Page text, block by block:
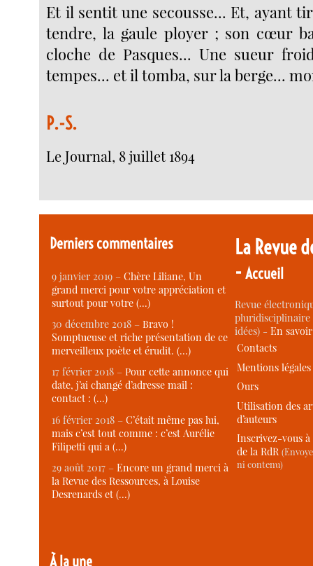
Et il sentit une secousse... Et, ayant
tendre, la gaule ployer ; son cœur
cloche de Pasques... Une sueur
tempes... et il tomba, sur la berge...
P.-S.
Le Journal, 8 juillet 1894
Derniers commentaires
9 janvier 2019 –Chère Liliane, Un
grand merci pour votre appréciation et
surtout pour votre (…)
30 décembre 2018 –Bravo !
Somptueuse et riche présentation de ce
merveilleux poète et érudit. (…)
17 février 2018 –Pour cette annonce qui
date, j’ai changé d’adresse mail :
contact : (…)
16 février 2018 –C’était même pas lui,
mais c’est tout comme : c’est Aurélie
Filipetti qui a (…)
29 août 2017 –Encore un grand merci à
la Revue des Ressources, à Louise
Desrenards et (…)
À la une
La Revue
-Accueil
Revue
idées) -En
Contacts
Mentions légales
Ours
Utilisation des
d’auteurs
Inscrivez-vous
de la RdR
ni contenu)